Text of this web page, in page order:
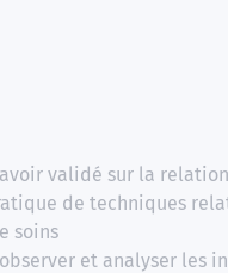
validé sur la
de techniques
soins
et analyser les